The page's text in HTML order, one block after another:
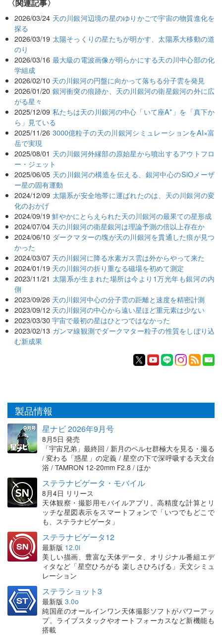
関連記事
2026/03/24 天の川銀河辺境の星のゆりかごで宇宙の物質進化を
探る
2026/03/19 太陽そっくりの星たちが明かす、太陽系大移動の道
のり
2026/03/16 最大級の電波画像が明らかにする天の川中心部の化
学組成
2026/02/10 天の川銀河の円盤に向かって落ちる分子雲を発見
2026/01/20 銀河衝突の痕跡か、天の川銀河の衛星銀河の外に広
がる星々
2025/12/09 私たちは天の川銀河の中心「いて座A*」を「真下か
ら」見ている
2025/11/26 3000億粒子の天の川銀河シミュレーションをAI×富
岳で実現
2025/08/01 天の川銀河外縁部の原始星から噴出するアウトフロ
ー・ジェット
2025/06/05 天の川銀河の構造を伝える、銀河中心のSiOメーザ
ー星の固有運動
2024/12/09 太陽系が安全地帯に運ばれたのは、天の川銀河の変
化のおかげ
2024/09/19 鮮やかにとらえられた天の川銀河の最果ての星形成
2024/07/04 天の川銀河の衛星銀河は理論予測の倍以上存在か
2024/06/10 ダークマターの塊が天の川銀河を貫通した痕が見つ
かった
2024/03/07 天の川銀河に降る水素ガス雲は外からやって来た
2024/01/19 天の川銀河の折り重なる磁場を初めて測定
2023/11/21 太陽系が生まれた場所は今より1万光年も銀河の内
側
2023/09/26 天の川銀河中心の分子雲の距離と速度を精密計測
2023/09/12 天の川銀河の中心から遠い星ほど重元素は少ない
2023/03/30 宇宙で最初の星はひとつではなかった
2023/02/13 ガンマ線観測でダークマター粒子の性質をしぼり込
む新成果
製品情報
星ナビ 2026年9月号
8月5日 発売
「宇宙兄弟」最終回 / 新月のペルセ群極大を見る・撮る
/ 変わる「惑星」の定義 / 星空の下で深呼吸する天文台
浴 / TAMRON 12-20mm F2.8 / ほか
ステラナビゲータ・モバイル
8月4日 リリース
天体観察・撮影用モバイルアプリ。高精度な計算とリ
ッチな星図表示をスマートフォンで「いつでもどこで
も、ステラナビゲータ」
ステラナビゲータ12
最新版 12.0i
美しい描画、豊富な天体データ、オリジナル番組エデ
ィタなど「星空ひろがる 楽しさひろげる」天文シミュ
レーション
ステラショット3
最新版 3.0o
純国産のオールインワン天体撮影ソフトがパワーアッ
プ。ライブスタックやオートフォーカスなど新機能も
搭載